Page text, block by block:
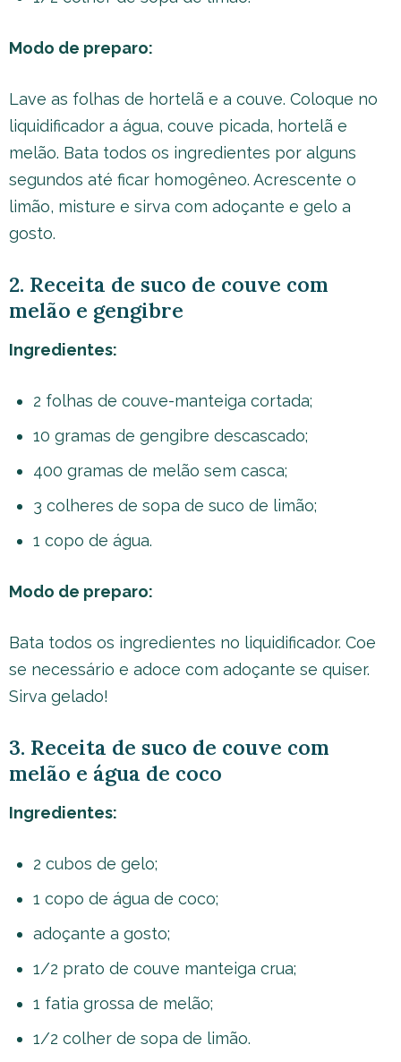
Modo de preparo:
Lave as folhas de hortelã e a couve. Coloque no
liquidificador a água, couve picada, hortelã e
melão. Bata todos os ingredientes por alguns
segundos até ficar homogêneo. Acrescente o
limão, misture e sirva com adoçante e gelo a
gosto.
2. Receita de suco de couve com
melão e gengibre
Ingredientes:
2 folhas de couve-manteiga cortada;
10 gramas de gengibre descascado;
400 gramas de melão sem casca;
3 colheres de sopa de suco de limão;
1 copo de água.
Modo de preparo:
Bata todos os ingredientes no liquidificador. Coe
se necessário e adoce com adoçante se quiser.
Sirva gelado!
3. Receita de suco de couve com
melão e água de coco
Ingredientes:
2 cubos de gelo;
1 copo de água de coco;
adoçante a gosto;
1/2 prato de couve manteiga crua;
1 fatia grossa de melão;
1/2 colher de sopa de limão.